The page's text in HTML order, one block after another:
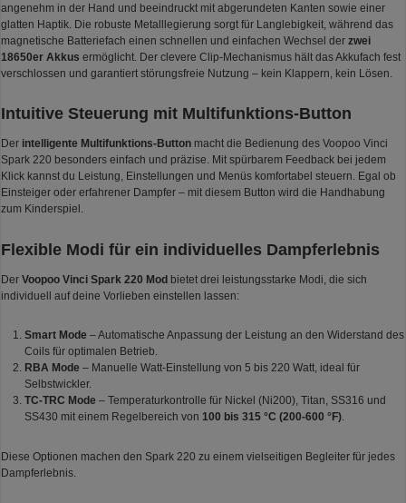
angenehm in der Hand und beeindruckt mit abgerundeten Kanten sowie einer
glatten Haptik. Die robuste Metalllegierung sorgt für Langlebigkeit, während das
magnetische Batteriefach einen schnellen und einfachen Wechsel der zwei
18650er Akkus ermöglicht. Der clevere Clip-Mechanismus hält das Akkufach fest
verschlossen und garantiert störungsfreie Nutzung – kein Klappern, kein Lösen.
Intuitive Steuerung mit Multifunktions-Button
Der intelligente Multifunktions-Button macht die Bedienung des Voopoo Vinci
Spark 220 besonders einfach und präzise. Mit spürbarem Feedback bei jedem
Klick kannst du Leistung, Einstellungen und Menüs komfortabel steuern. Egal ob
Einsteiger oder erfahrener Dampfer – mit diesem Button wird die Handhabung
zum Kinderspiel.
Flexible Modi für ein individuelles Dampferlebnis
Der Voopoo Vinci Spark 220 Mod bietet drei leistungsstarke Modi, die sich
individuell auf deine Vorlieben einstellen lassen:
Smart Mode – Automatische Anpassung der Leistung an den Widerstand des
Coils für optimalen Betrieb.
RBA Mode – Manuelle Watt-Einstellung von 5 bis 220 Watt, ideal für
Selbstwickler.
TC-TRC Mode – Temperaturkontrolle für Nickel (Ni200), Titan, SS316 und
SS430 mit einem Regelbereich von 100 bis 315 °C (200-600 °F).
Diese Optionen machen den Spark 220 zu einem vielseitigen Begleiter für jedes
Dampferlebnis.